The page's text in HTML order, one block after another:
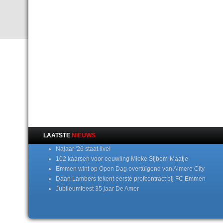
LAATSTE NIEUWS
Najaar '26 staat live!
102 kaarsen voor eeuwling Mieke Sijbom-Maatje
Emmen wint op Open Dag overtuigend van Almere City
Daan Lambers tekent eerste profcontract bij FC Emmen
Jubileumfeest 35 jaar De Amer